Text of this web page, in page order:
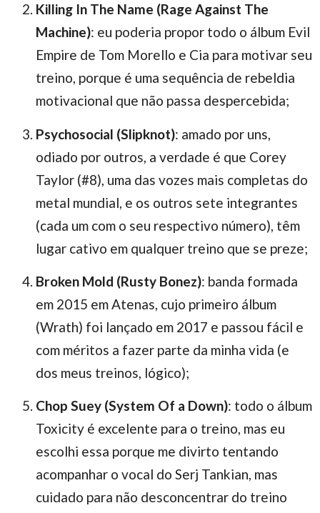
Killing In The Name (Rage Against The
Machine): eu poderia propor todo o álbum Evil
Empire de Tom Morello e Cia para motivar seu
treino, porque é uma sequência de rebeldia
motivacional que não passa despercebida;
Psychosocial (Slipknot): amado por uns,
odiado por outros, a verdade é que Corey
Taylor (#8), uma das vozes mais completas do
metal mundial, e os outros sete integrantes
(cada um com o seu respectivo número), têm
lugar cativo em qualquer treino que se preze;
Broken Mold (Rusty Bonez): banda formada
em 2015 em Atenas, cujo primeiro álbum
(Wrath) foi lançado em 2017 e passou fácil e
com méritos a fazer parte da minha vida (e
dos meus treinos, lógico);
Chop Suey (System Of a Down): todo o álbum
Toxicity é excelente para o treino, mas eu
escolhi essa porque me divirto tentando
acompanhar o vocal do Serj Tankian, mas
cuidado para não desconcentrar do treino